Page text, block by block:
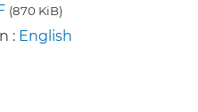
(870 KiB)
: English